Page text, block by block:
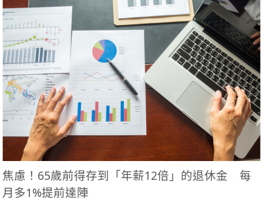
焦慮！65歲前得存到「年薪12倍」的退休金 每
月多1%提前達陣